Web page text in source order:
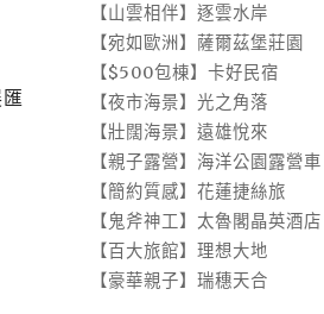
【山雲相伴】逐雲水岸
【宛如歐洲】薩爾茲堡莊園
【$500包棟】卡好民宿
【夜市海景】光之角落
【壯闊海景】遠雄悅來
【親子露營】海洋公園露營車
【簡約質感】花蓮捷絲旅
【鬼斧神工】太魯閣晶英酒店
【百大旅館】理想大地
【豪華親子】瑞穗天合